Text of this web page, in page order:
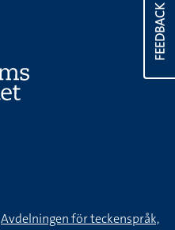
FEEDBACK
Avdelningen för teckenspråk,